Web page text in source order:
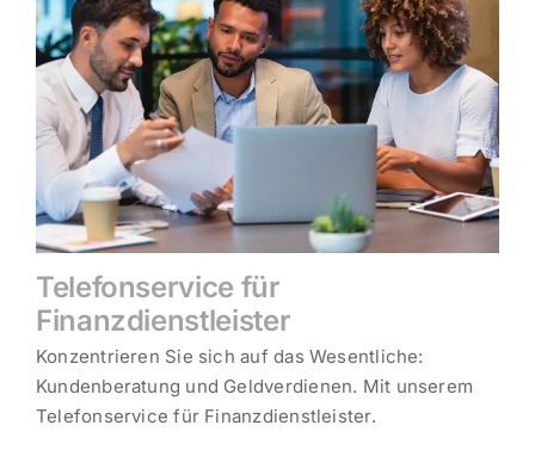
Telefonservice für
Finanzdienstleister
Konzentrieren Sie sich auf das Wesentliche:
Kundenberatung und Geldverdienen. Mit unserem
Telefonservice für Finanzdienstleister.